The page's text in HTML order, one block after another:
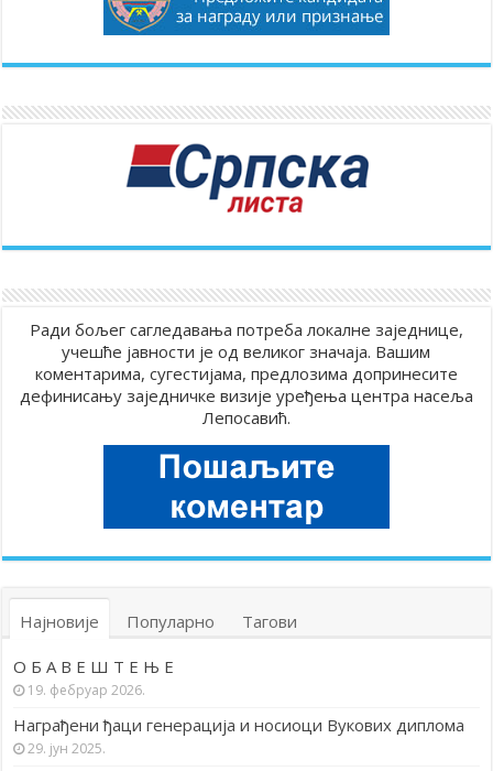
Ради бољег сагледавања потреба локалне заједнице,
учешће јавности је од великог значаја. Вашим
коментарима, сугестијама, предлозима допринесите
дефинисању заједничке визије уређења центра насеља
Лепосавић.
Најновије Популарно Тагови
О Б А В Е Ш Т Е Њ Е
19. фебруар 2026.
Награђени ђаци генерација и носиоци Вукових диплома
29. јун 2025.